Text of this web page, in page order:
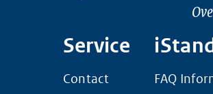
Service
Contact
FAQ